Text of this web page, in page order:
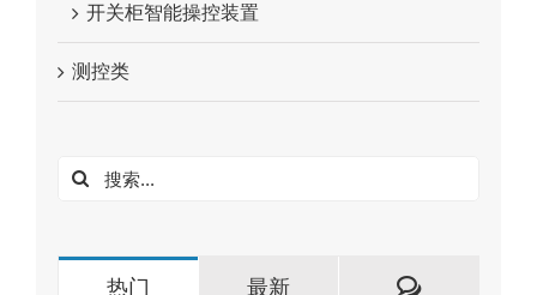
开关柜智能操控装置
测控类
搜
热门 最新
评